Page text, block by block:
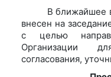
В ближайшее
внесен на
с целью
Организации
согласования,